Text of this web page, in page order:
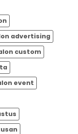
advertising
custom
event